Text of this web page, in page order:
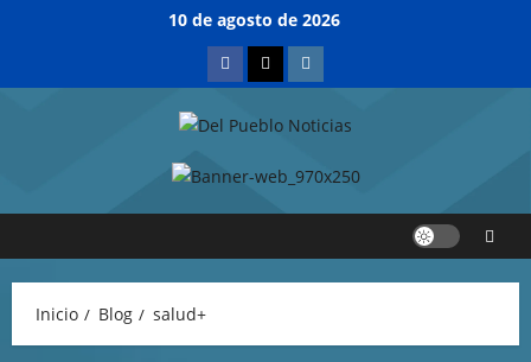
10 de agosto de 2026
Inicio Blog salud+